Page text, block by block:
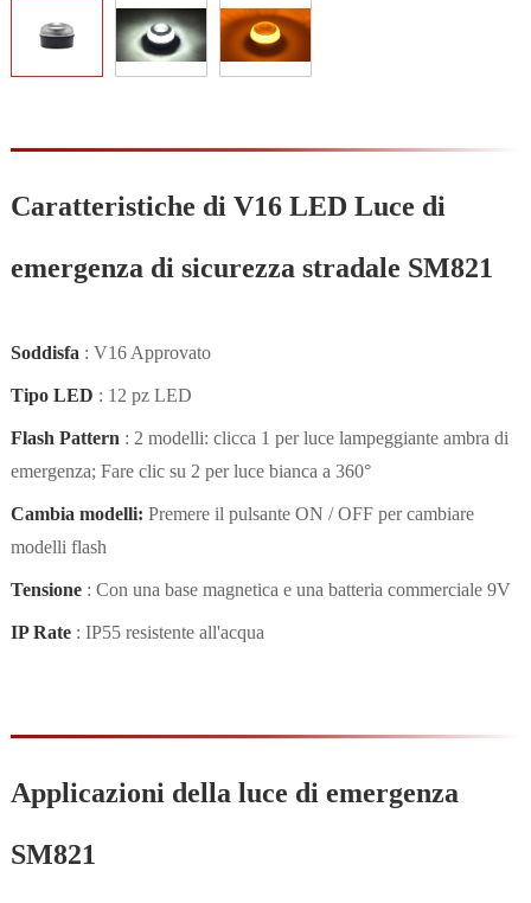
Caratteristiche di V16 LED Luce di
emergenza di sicurezza stradale SM821
Soddisfa : V16 Approvato
Tipo LED : 12 pz LED
Flash Pattern : 2 modelli: clicca 1 per luce lampeggiante ambra di
emergenza; Fare clic su 2 per luce bianca a 360°
Cambia modelli: Premere il pulsante ON / OFF per cambiare
modelli flash
Tensione : Con una base magnetica e una batteria commerciale 9V
IP Rate : IP55 resistente all'acqua
Applicazioni della luce di emergenza
SM821